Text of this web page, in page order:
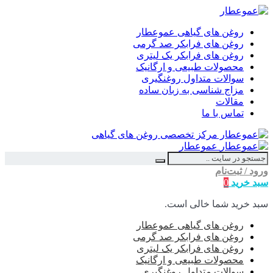
روغن های گیاهی عموعطار
روغن های فرابکر صد گرمی
روغن های فرابکر یک لیتری
محصولات طبیعی و ارگانیک
سوالات متداول روغنگیری
مزاج شناسی به زبان ساده
مقالات
تماس با ما
عموعطار
ورود / ثبت‌نام
سبد خرید 0
سبد خرید شما خالی است.
روغن های گیاهی عموعطار
روغن های فرابکر صد گرمی
روغن های فرابکر یک لیتری
محصولات طبیعی و ارگانیک